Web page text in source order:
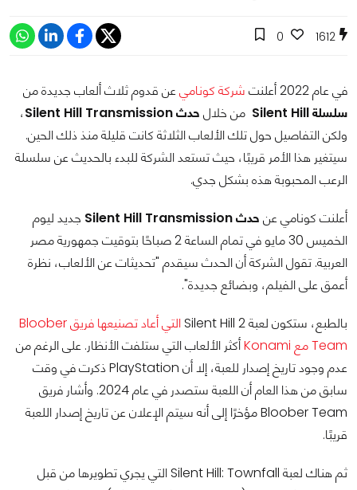
1612
0
في عام 2022 أعلنت شركة كوناميعن قدوم ثلاث ألعاب جديدة من
سلسلة Silent Hill
من خلال حدث Silent Hill Transmission
،
ولكن التفاصيل حول تلك الألعاب الثلاثة كانت قليلة منذ ذلك الحين.
سيتغير هذا الأمر قريبًا، حيث تستعد الشركة للبدء بالحديث عن سلسلة
الرعب المحبوبة هذه بشكل جدي.
أعلنت كونامي عن حدث Silent Hill Transmission
جديد ليوم
الخميس 30 مايو في تمام الساعة 2 صباحًا بتوقيت جمهورية مصر
العربية. تقول الشركة أن الحدث سيقدم "تحديثات عن الألعاب، نظرة
أعمق على الفيلم، وبضائع جديدة".
بالطبع، ستكون لعبة Silent Hill 2
التي أعاد تصنيعها فريق Bloober
Team مع Konami
أكثر الألعاب التي ستلفت الأنظار. على الرغم من
عدم وجود تاريخ إصدار للعبة، إلا أن PlayStation ذكرت في وقت
سابق من هذا العام أن اللعبة ستصدر في عام 2024. وأشار فريق
Bloober Team مؤخرًا إلى أنه سيتم الإعلان عن تاريخ إصدار اللعبة
قريبًا.
ثم هناك لعبة Silent Hill: Townfall التي يجري تطويرها من قبل